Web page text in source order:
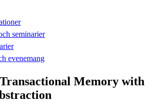
seminarier
evenemang
Memory with